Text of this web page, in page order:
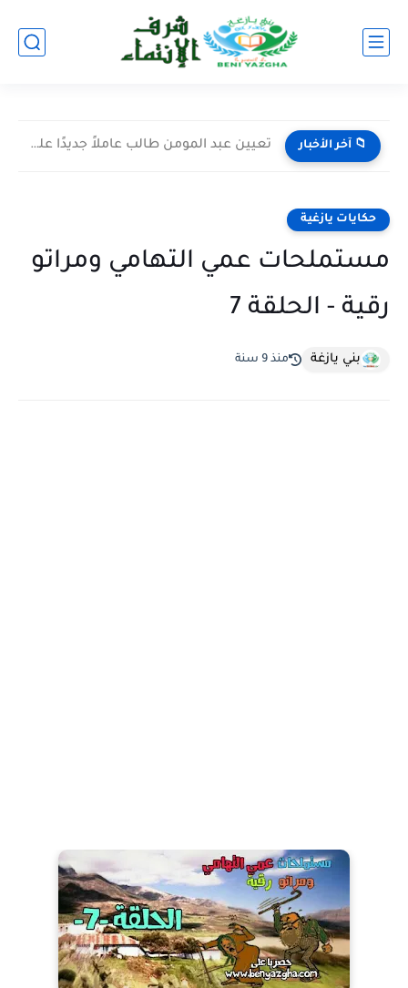
📁 آخر الأخبار تعيين عبد المومن طالب عاملاً جديدًا على إقليم اليوسفية خلفًا...
حكايات يازغية
مستملحات عمي التهامي ومراتو
رقية - الحلقة 7
بني يازغة منذ 9 سنة